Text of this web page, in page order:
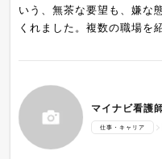
いう、無茶な要望も、嫌な
くれました。複数の職場を
マイナビ看護
仕事・キャリア